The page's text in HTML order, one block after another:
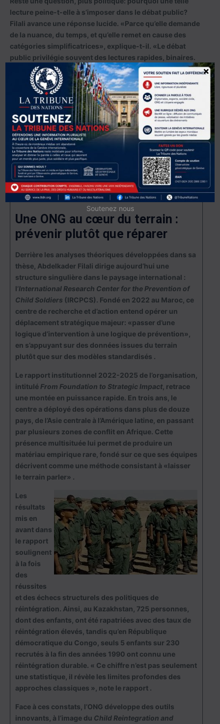
lecture peine-t-elle à s’imposer dans le débat public?
Filali avance une réponse lucide. «Parce qu’elle demande
de la nuance, du temps, et qu’elle remet en cause des
catégories simplificatrices», explique-t-il. «Le débat
public privilégie souvent des lectures rapides, binaires.
Or, face à un phénomène aussi complexe, nous avons
besoin de profondeur.»
En conclusion, la thèse d’Abdelkader Filali dépasse
largement le seul cadre de l’étude du jihadisme. Elle
interroge notre rapport contemporain au réel, à l’image, à
la violence. «Nous vivons dans un monde où la violence
se fabrique aussi dans les récits et les écrans», résume-
t-il. «Comprendre cela, c’est déjà commencer à en limiter
les effets.»
Une ONG au cœur du terrain :
prévenir plutôt que réparer
Derrière les analyses théoriques développées dans sa
thèse, Abdelkader Filali dirige aujourd’hui une
structure singulière dans le paysage international :
l’International Research Center for the Prevention of
Child Soldiers (IRCPCS). Fondé en 2022 au Maroc, ce
centre de recherche et d’action entend opérer un
déplacement stratégique majeur: «passer d’une
logique d’intervention à une logique de prévention»,
en s’appuyant sur des données issues du terrain
plutôt que sur des modèles standardisés .
Le rapport institutionnel 2022-2025 de l’organisation,
intitulé From Foundation to Strategic Impact , retrace
une montée en puissance rapide. En trois ans, le
centre a déployé des opérations dans plus de douze
pays, de l’Asie centrale à l’Amérique latine, en passant
par plusieurs zones de conflit en Afrique. Cette
présence multisituée lui permet de produire un
matériau empirique rare, fondé sur ce que ses équipes
décrivent comme une méthode consistant à «laisser
le terrain parler» .
Les
résultats
mis en
avant dans
le rapport
soulignent
à la fois
des
réussites
et des échecs structurels des politiques de
réintégration. Ainsi, au Kazakhstan, 725 personnes,
dont des enfants, ont été rapatriées avec des taux de
réintégration élevés, tandis qu’en République
démocratique du Congo, seuls 5 enfants sur 230
recrutés à la fin des années 1990 ont connu une
réintégration durable. « Ce chiffre n’est pas seulement
une statistique, il révèle les limites profondes des
approches classiques », note le rapport .
Face à ces constats, l’ONG développe des outils
innovants, à l’image du Child Reintegration and
Soutenez nous
×